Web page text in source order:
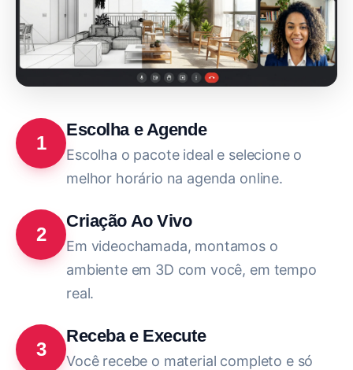
1
Escolha e Agende
Escolha o pacote ideal e selecione o
melhor horário na agenda online.
2
Criação Ao Vivo
Em videochamada, montamos o
ambiente em 3D com você, em tempo
real.
3
Receba e Execute
Você recebe o material completo e só